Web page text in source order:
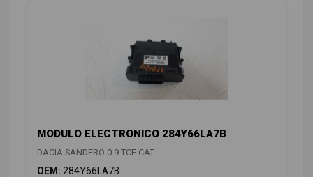
MODULO ELECTRONICO 284Y66LA7B
DACIA SANDERO 0.9 TCE CAT
OEM: 284Y66LA7B